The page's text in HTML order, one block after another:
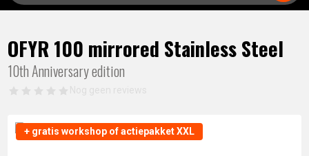
OFYR 100 mirrored Stainless Steel
10th Anniversary edition
+ gratis workshop of actiepakket XXL